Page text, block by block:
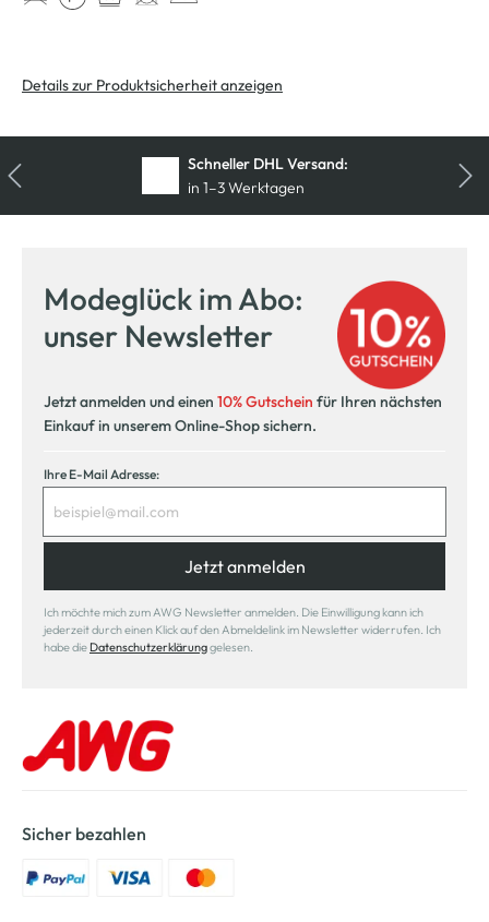
Details zur Produktsicherheit anzeigen
Kostenfreie Rücksendung
innerhalb 14 Tage
Modeglück im Abo:
unser Newsletter
Jetzt anmelden und einen 10% Gutschein für Ihren nächsten
Einkauf in unserem Online-Shop sichern.
Ihre E-Mail Adresse:
Jetzt anmelden
Ich möchte mich zum AWG Newsletter anmelden. Die Einwilligung kann ich
jederzeit durch einen Klick auf den Abmeldelink im Newsletter widerrufen. Ich
habe die Datenschutzerklärunggelesen.
Sicher bezahlen